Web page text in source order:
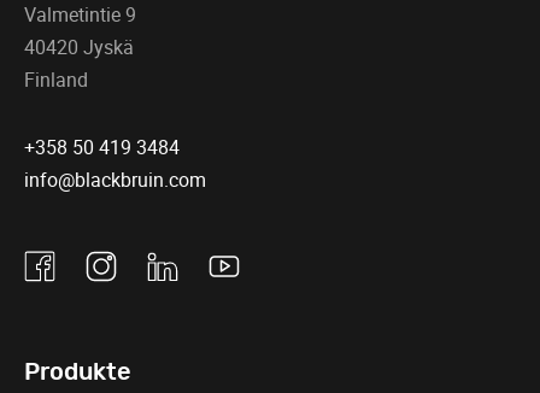
Valmetintie 9
40420 Jyskä
Finland
+358 50 419 3484
info@blackbruin.com
FacebookInstagramLinkedinYoutube
Produkte